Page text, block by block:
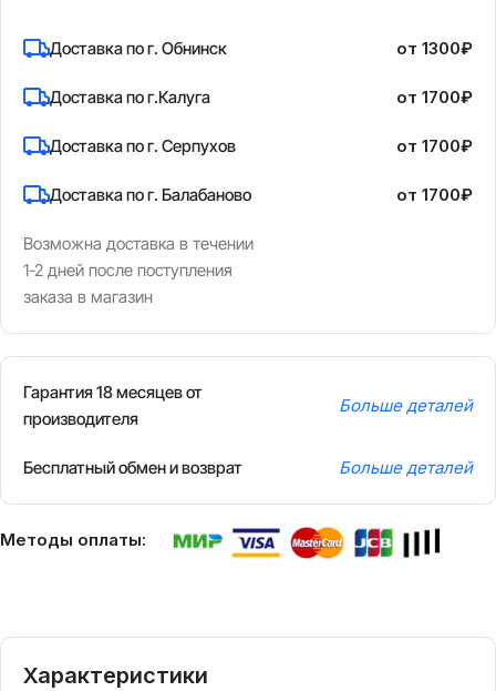
Доставка по г. Обнинск
Доставка по г.Калуга
Доставка по г. Серпухов
Доставка по г. Балабаново
Возможна доставка в течении
1-2 дней после поступления
заказа в магазин
от 1300₽
от 1700₽
от 1700₽
от 1700₽
Гарантия 18 месяцев от
производителя
Больше деталей
Бесплатный обмен и возврат Больше деталей
Методы оплаты:
Характеристики